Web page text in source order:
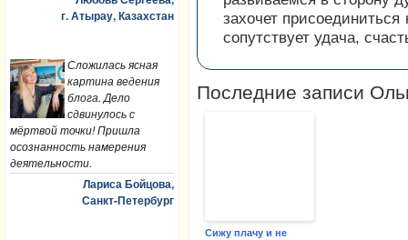
г. Атырау, Казахстан
Сложилась ясная
картина ведения
блога. Дело
сдвинулось с
мёртвой точки! Пришла
осознанность намерения
деятельности.
Лариса Бойцова,
Санкт-Петербург
захочет
сопутствует удача,
Последние записи
Сижу плачу и не